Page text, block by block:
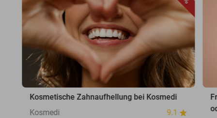
Kosmetische Zahnaufhellung bei Kosmedi
Kosmedi
9.1